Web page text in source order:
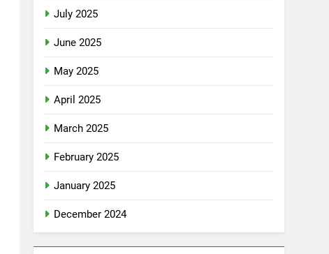
July 2025
June 2025
May 2025
April 2025
March 2025
February 2025
January 2025
December 2024